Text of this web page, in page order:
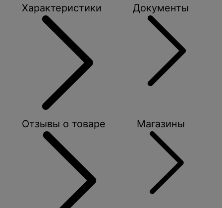
Характеристики Документы
Отзывы о товаре Магазины